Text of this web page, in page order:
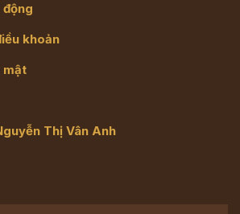
khoản
mật
Thị Vân Anh